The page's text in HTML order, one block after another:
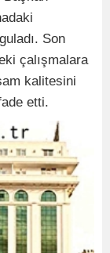
Son
çalışmalara
kalitesini
etti.